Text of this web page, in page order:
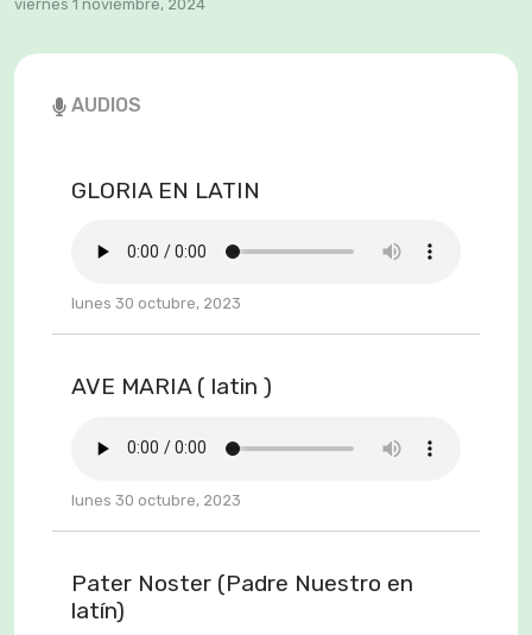
viernes 1 noviembre, 2024
AUDIOS
GLORIA EN LATIN
lunes 30 octubre, 2023
AVE MARIA ( latin )
lunes 30 octubre, 2023
Pater Noster (Padre Nuestro en
latín)